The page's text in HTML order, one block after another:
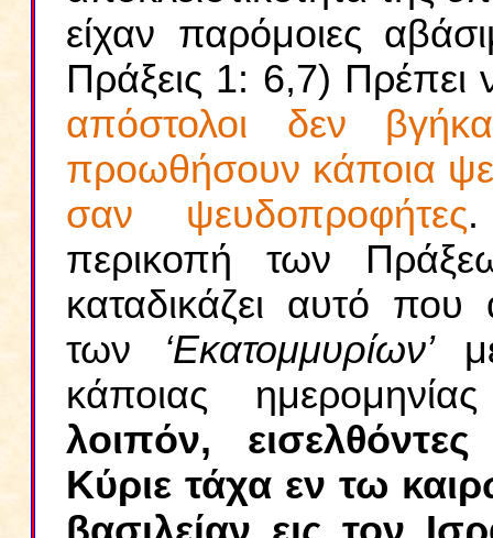
είχαν παρόμοιες
Πράξεις 1: 6,7) Πρέπει
απόστολοι δεν
προωθήσουν κάποια
σαν ψευδοπροφήτες.
περικοπή των
καταδικάζει αυτό που
των ‘Εκατομμυρίων’
κάποιας
λοιπόν,
Κύριε τάχα εν τω